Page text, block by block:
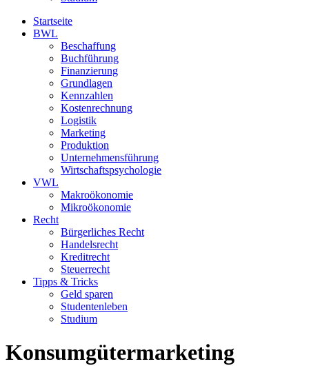
Startseite
BWL
Beschaffung
Buchführung
Finanzierung
Grundlagen
Kennzahlen
Kostenrechnung
Logistik
Marketing
Produktion
Unternehmensführung
Wirtschaftspsychologie
VWL
Makroökonomie
Mikroökonomie
Recht
Bürgerliches Recht
Handelsrecht
Kreditrecht
Steuerrecht
Tipps & Tricks
Geld sparen
Studentenleben
Studium
Konsumgütermarketing